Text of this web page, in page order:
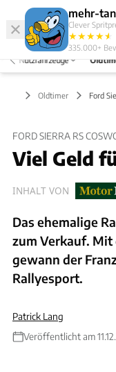
mehr-
Clever
★★★★★
★
335.000+
Nutzfahrzeuge
Oldtimer Ford
FORD SIERRA RS
Viel Geld
INHALT VON
Das ehemalige
zum Verkauf. Mit
gewann der
Rallyesport.
Patrick Lang
Veröffentlicht am